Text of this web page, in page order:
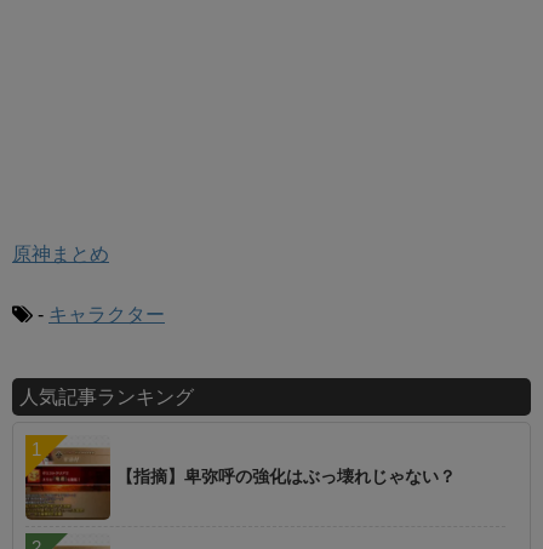
原神まとめ
- キャラクター
人気記事ランキング
【指摘】卑弥呼の強化はぶっ壊れじゃない？